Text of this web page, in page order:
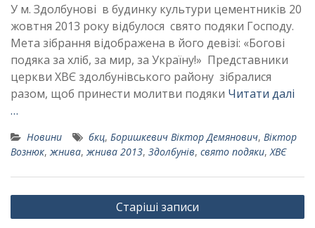
У м. Здолбунові в будинку культури цементників 20
жовтня 2013 року відбулося свято подяки Господу.
Мета зібрання відображена в його девізі: «Богові
подяка за хліб, за мир, за Україну!» Представники
церкви ХВЄ здолбунівського району зібралися
разом, щоб принести молитви подяки Читати далі
…
Новини бкц, Боришкевич Віктор Демянович, Віктор
Вознюк, жнива, жнива 2013, Здолбунів, свято подяки, ХВЄ
Навігація
за
Старіші записи